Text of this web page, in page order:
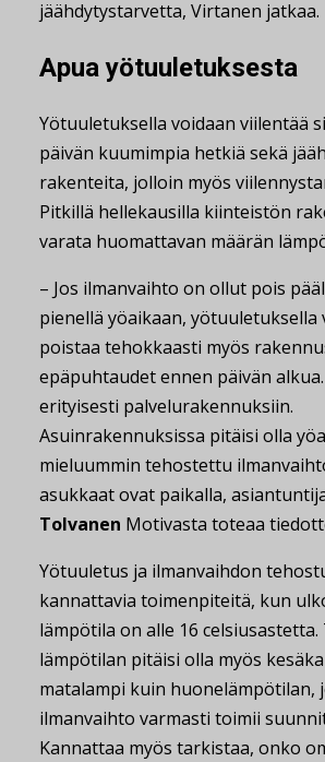
jäähdytystarvetta, Virtanen jatkaa.
Apua yötuuletuksesta
Yötuuletuksella voidaan viilentää
päivän kuumimpia hetkiä sekä
rakenteita, jolloin myös
Pitkillä hellekausilla kiinteistön
varata huomattavan määrän
– Jos ilmanvaihto on ollut pois
pienellä yöaikaan, yötuuletuksella
poistaa tehokkaasti myös
epäpuhtaudet ennen päivän
erityisesti palvelurakennuksiin.
Asuinrakennuksissa pitäisi olla
mieluummin tehostettu
asukkaat ovat paikalla,
Tolvanen Motivasta toteaa
Yötuuletus ja ilmanvaihdon
kannattavia toimenpiteitä, kun
lämpötila on alle 16
lämpötilan pitäisi olla myös
matalampi kuin huonelämpötilan,
ilmanvaihto varmasti toimii
Kannattaa myös tarkistaa, onko